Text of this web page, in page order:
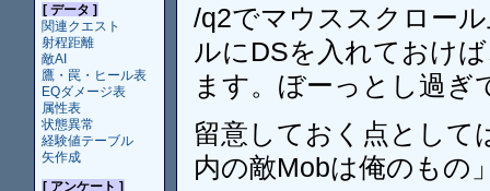
[ データ ]
関連クエスト
射程距離
敵AI
鷹・罠・ヒール表
EQダメージ表
属性表
状態異常
経験値テーブル
矢作成
[ アンケート ]
/q2でマウススクロー
ルにDSを入れておけ
ます。ぼーっとし過
留意しておく点として
内の敵Mobは俺のもの